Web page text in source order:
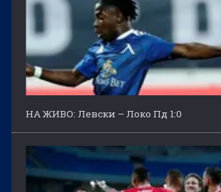
НА ЖИВО: Левски – Локо Пд 1:0